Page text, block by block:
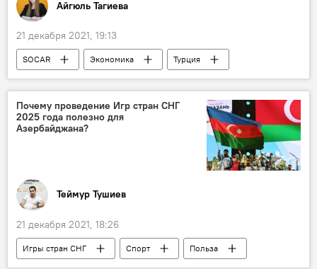
Айгюль Тагиева
21 декабря 2021, 19:13
SOCAR Экономика
Турция
терминалы
Акции
Покупка
Нефть и газ
Почему проведение Игр стран СНГ
2025 года полезно для
Азербайджана?
Теймур Тушиев
21 декабря 2021, 18:26
Игры стран СНГ Спорт
Польза